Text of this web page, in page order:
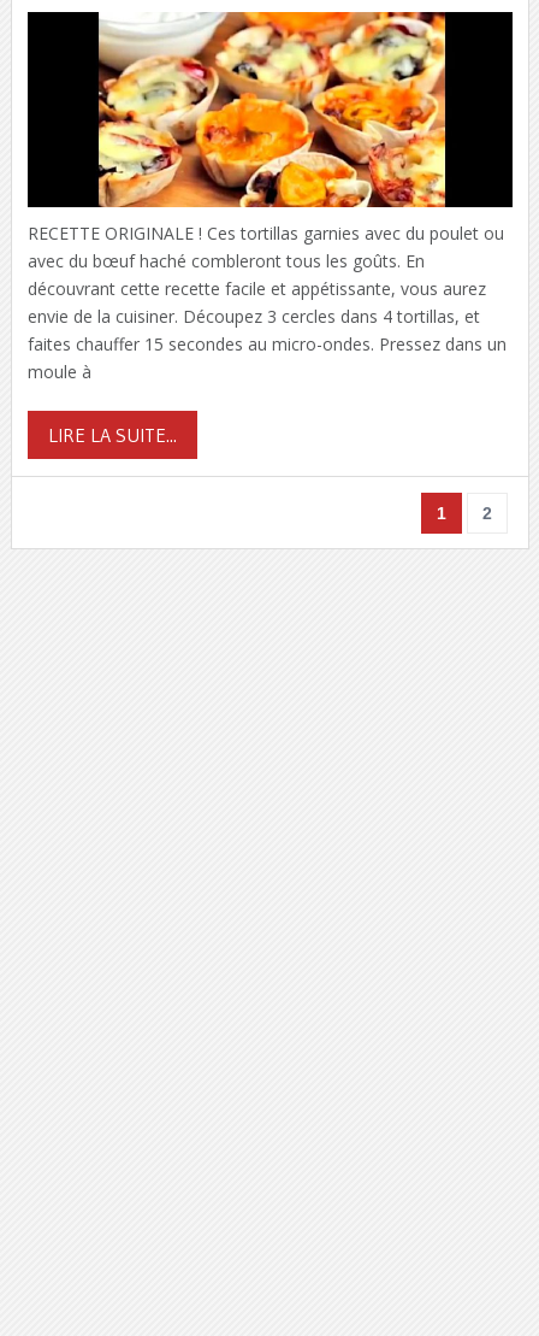
RECETTE ORIGINALE ! Ces tortillas garnies avec du poulet ou
avec du bœuf haché combleront tous les goûts. En
découvrant cette recette facile et appétissante, vous aurez
envie de la cuisiner. Découpez 3 cercles dans 4 tortillas, et
faites chauffer 15 secondes au micro-ondes. Pressez dans un
moule à
LIRE LA SUITE...
1 2